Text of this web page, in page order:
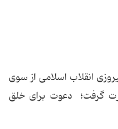
انقلاب اسلامی از سوی
گرفت؛ دعوت برای خلق